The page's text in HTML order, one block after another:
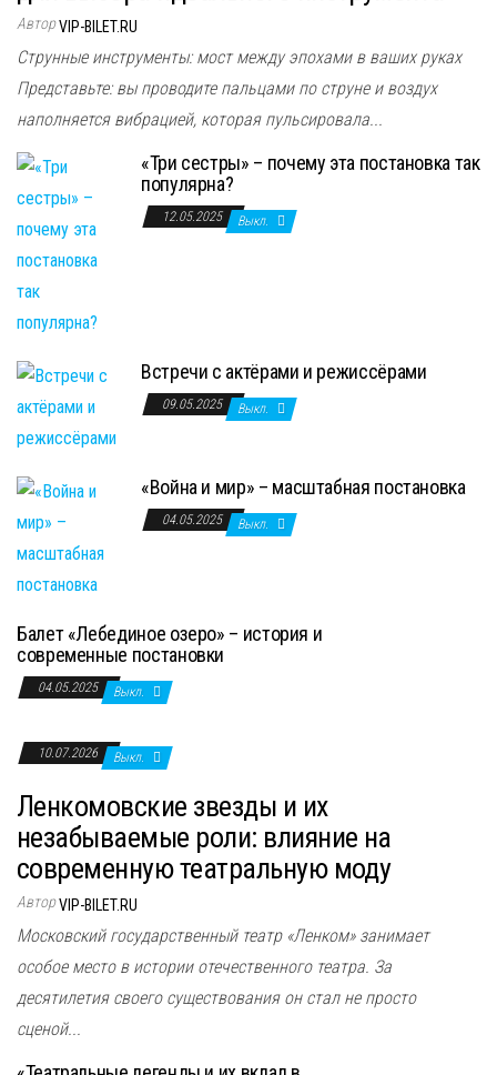
АвторVIP-BILET.RU
Струнные инструменты: мост между эпохами в ваших руках
Представьте: вы проводите пальцами по струне и воздух
наполняется вибрацией, которая пульсировала...
«Три сестры» – почему эта постановка так
популярна?
12.05.2025 Выкл.
Встречи с актёрами и режиссёрами
09.05.2025 Выкл.
«Война и мир» – масштабная постановка
04.05.2025 Выкл.
Балет «Лебединое озеро» – история и
современные постановки
04.05.2025 Выкл.
10.07.2026 Выкл.
Ленкомовские звезды и их
незабываемые роли: влияние на
современную театральную моду
АвторVIP-BILET.RU
Московский государственный театр «Ленком» занимает
особое место в истории отечественного театра. За
десятилетия своего существования он стал не просто
сценой...